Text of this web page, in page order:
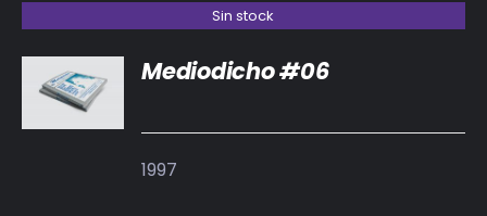
Sin stock
DETALLES
Mediodicho #06
1997